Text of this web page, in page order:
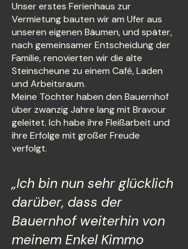
Unser erstes Ferienhaus zur
Vermietung bauten wir am Ufer aus
unseren eigenen Bäumen, und später,
nach gemeinsamer Entscheidung der
Familie, renovierten wir die alte
Steinscheune zu einem Café, Laden
und Arbeitsraum.
Meine Töchter haben den Bauernhof
über zwanzig Jahre lang mit Bravour
geleitet. Ich habe ihre Fleißarbeit und
ihre Erfolge mit großer Freude
verfolgt.
„Ich bin nun sehr glücklich
darüber, dass der
Bauernhof weiterhin von
meinem Enkel Kimmo